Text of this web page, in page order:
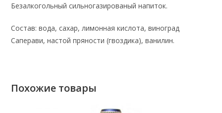
Безалкогольный сильногазированый напиток.
Состав: вода, сахар, лимонная кислота, виноград
Саперави, настой пряности (гвоздика), ванилин.
Похожие товары